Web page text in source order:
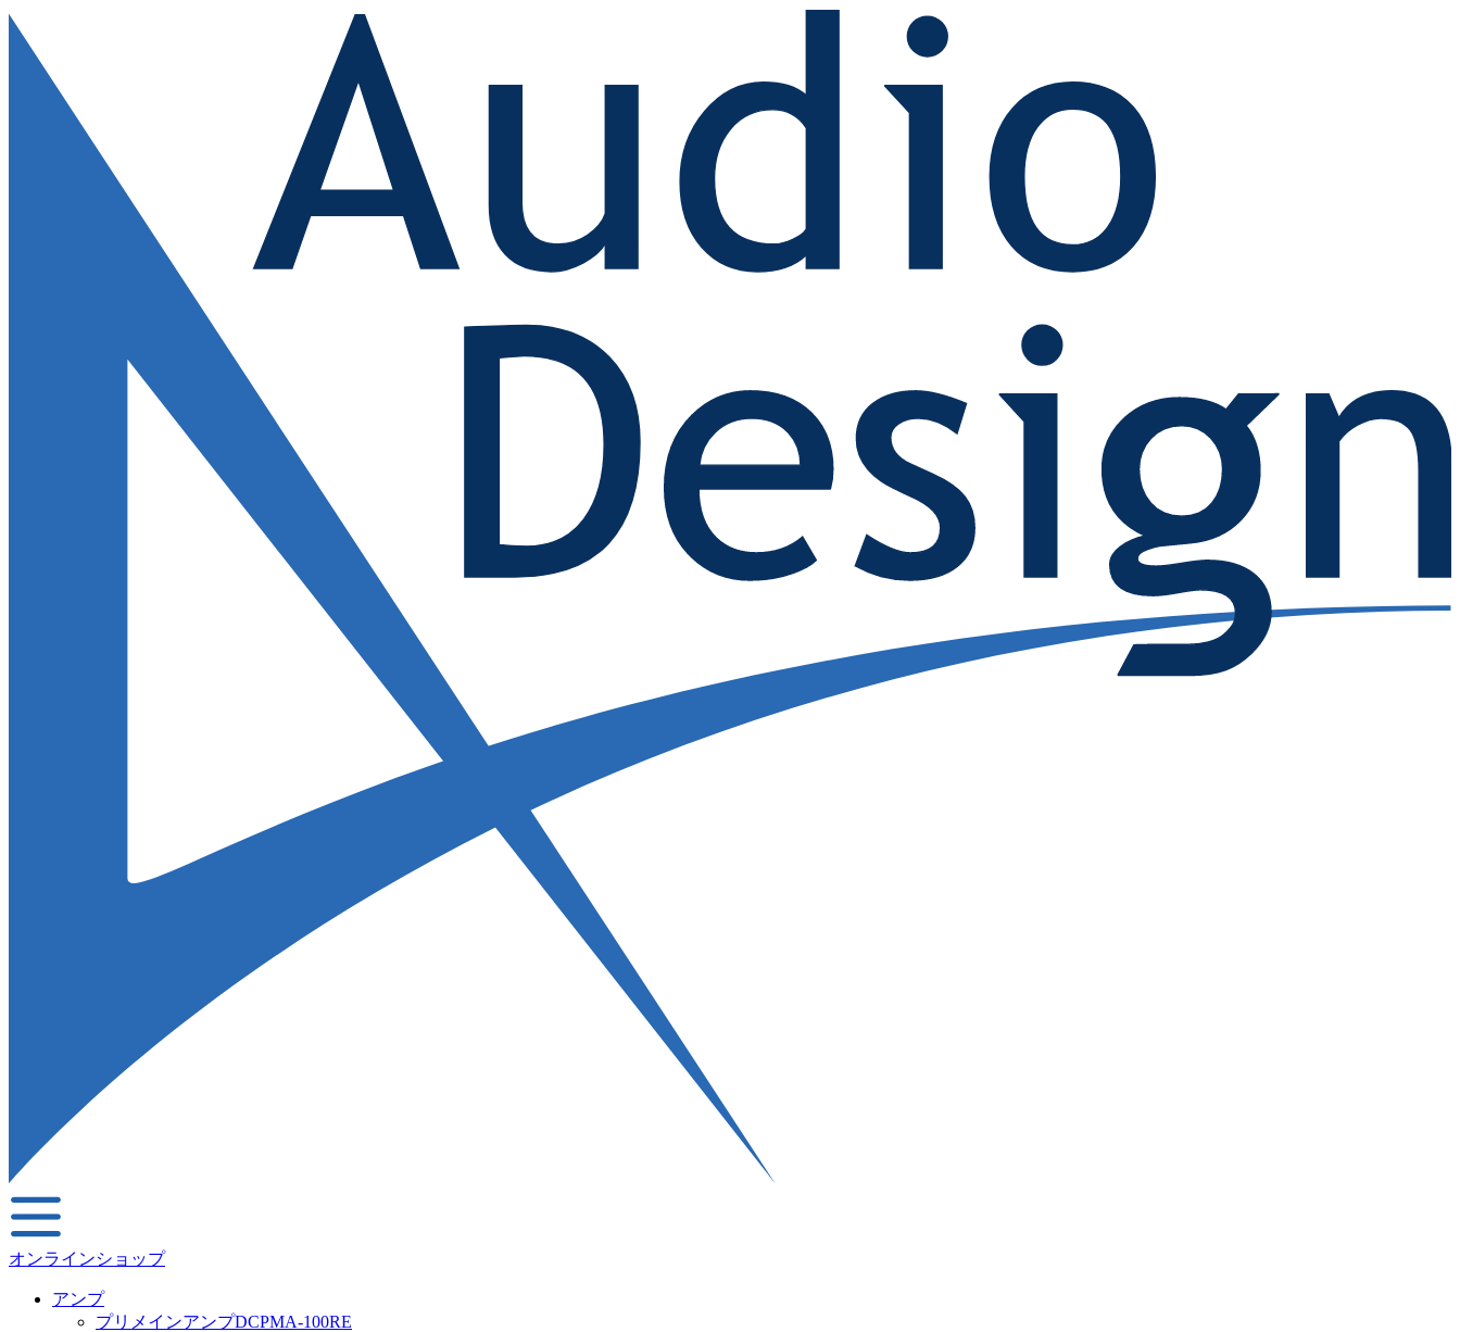
オンラインショップ
アンプ
プリメインアンプDCPMA-100RE